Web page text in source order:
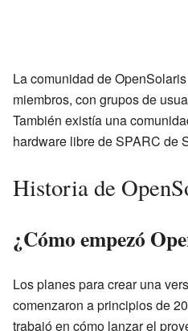
La comunidad de
miembros, con grupos de
También existía una
hardware libre de SPARC de
Historia de
¿Cómo empezó
Los planes para crear una
comenzaron a principios de
trabajó en cómo lanzar el